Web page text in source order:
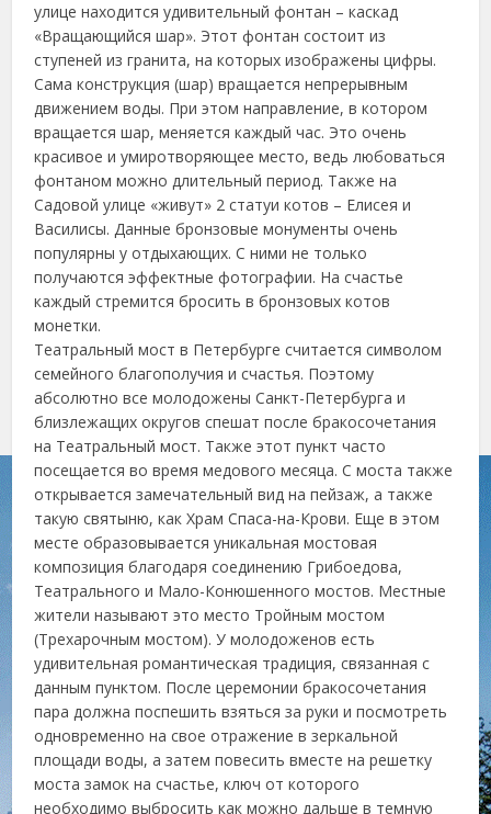
улице находится удивительный фонтан – каскад
«Вращающийся шар». Этот фонтан состоит из
ступеней из гранита, на которых изображены цифры.
Сама конструкция (шар) вращается непрерывным
движением воды. При этом направление, в котором
вращается шар, меняется каждый час. Это очень
красивое и умиротворяющее место, ведь любоваться
фонтаном можно длительный период. Также на
Садовой улице «живут» 2 статуи котов – Елисея и
Василисы. Данные бронзовые монументы очень
популярны у отдыхающих. С ними не только
получаются эффектные фотографии. На счастье
каждый стремится бросить в бронзовых котов
монетки.
Театральный мост в Петербурге считается символом
семейного благополучия и счастья. Поэтому
абсолютно все молодожены Санкт-Петербурга и
близлежащих округов спешат после бракосочетания
на Театральный мост. Также этот пункт часто
посещается во время медового месяца. С моста также
открывается замечательный вид на пейзаж, а также
такую святыню, как Храм Спаса-на-Крови. Еще в этом
месте образовывается уникальная мостовая
композиция благодаря соединению Грибоедова,
Театрального и Мало-Конюшенного мостов. Местные
жители называют это место Тройным мостом
(Трехарочным мостом). У молодоженов есть
удивительная романтическая традиция, связанная с
данным пунктом. После церемонии бракосочетания
пара должна поспешить взяться за руки и посмотреть
одновременно на свое отражение в зеркальной
площади воды, а затем повесить вместе на решетку
моста замок на счастье, ключ от которого
необходимо выбросить как можно дальше в темную